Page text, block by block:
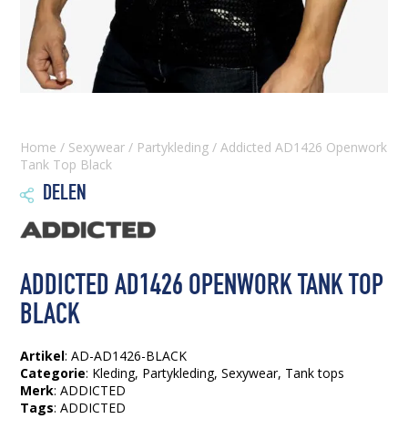
Home / Sexywear / Partykleding / Addicted AD1426 Openwork
Tank Top Black
 DELEN
ADDICTED AD1426 OPENWORK TANK TOP
BLACK
Artikel: AD-AD1426-BLACK
Categorie: Kleding, Partykleding,Sexywear, Tank tops
Merk: ADDICTED
Tags:ADDICTED